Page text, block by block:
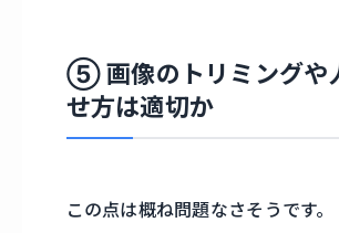
⑤ 画像のトリミングや
せ方は適切か
この点は概ね問題なさそうです。